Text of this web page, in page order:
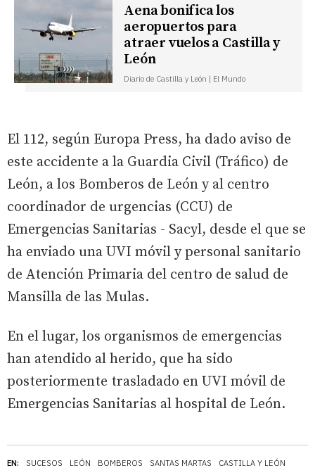
EN: SUCESOS LEÓN BOMBEROS SANTAS MARTAS CASTILLA Y LEÓN
Aena bonifica los
aeropuertos para
atraer vuelos a Castilla y
León
Diario de Castilla y León | El Mundo
El 112, según Europa Press, ha dado aviso de
este accidente a la Guardia Civil (Tráfico) de
León, a los Bomberos de León y al centro
coordinador de urgencias (CCU) de
Emergencias Sanitarias - Sacyl, desde el que se
ha enviado una UVI móvil y personal sanitario
de Atención Primaria del centro de salud de
Mansilla de las Mulas.
En el lugar, los organismos de emergencias
han atendido al herido, que ha sido
posteriormente trasladado en UVI móvil de
Emergencias Sanitarias al hospital de León.